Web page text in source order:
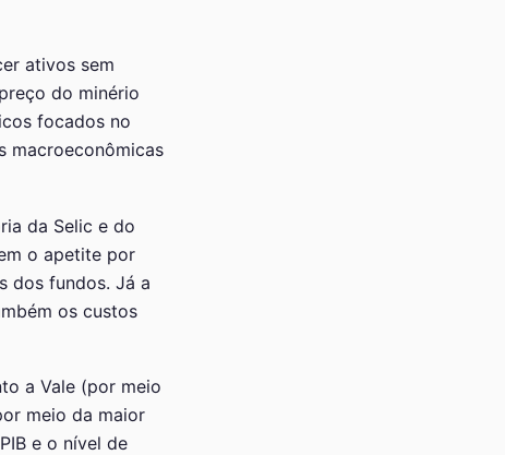
ativos sem
do minério
focados no
macroeconômicas
da Selic e do
o apetite por
dos fundos. Já a
os custos
a Vale (por meio
meio da maior
e o nível de